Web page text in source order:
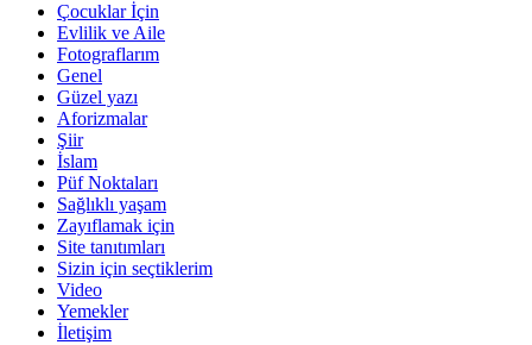
Çocuklar İçin
Evlilik ve Aile
Fotograflarım
Genel
Güzel yazı
Aforizmalar
Şiir
İslam
Püf Noktaları
Sağlıklı yaşam
Zayıflamak için
Site tanıtımları
Sizin için seçtiklerim
Video
Yemekler
İletişim